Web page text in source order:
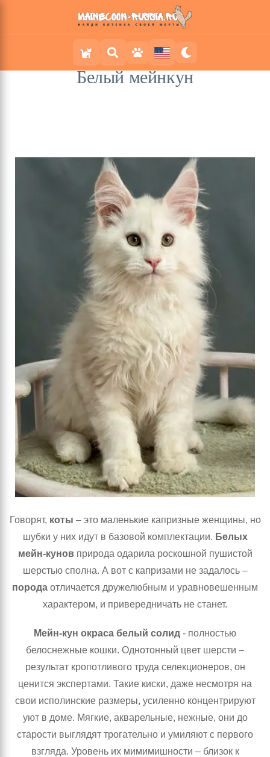
Белый мейнкун
Говорят, коты – это маленькие капризные женщины, но
шубки у них идут в базовой комплектации. Белых
мейн-куновприрода одарила роскошной пушистой
шерстью сполна. А вот с капризами не задалось –
порода отличается дружелюбным и уравновешенным
характером, и привередничать не станет.
Мейн-кун окраса белый солид - полностью
белоснежные кошки. Однотонный цвет шерсти –
результат кропотливого труда селекционеров, он
ценится экспертами. Такие киски, даже несмотря на
свои исполинские размеры, усиленно концентрируют
уют в доме. Мягкие, акварельные, нежные, они до
старости выглядят трогательно и умиляют с первого
взгляда. Уровень их мимимишности – близок к